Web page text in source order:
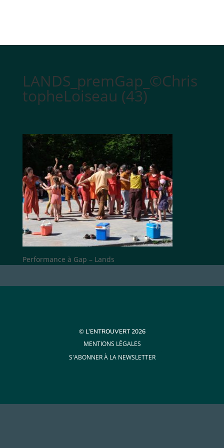
LANDS_premGap_©Chris
topheLoiseau (43)
Performance à Gap – Lands
© L’ENTROUVERT 2026
MENTIONS LÉGALES
S'ABONNER À LA NEWSLETTER